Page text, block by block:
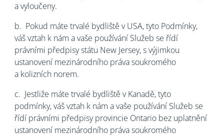
a vyloučeny.
b. Pokud máte trvalé bydliště v USA, tyto Podmínky,
váš vztah k nám a vaše používání Služeb se řídí
právními předpisy státu New Jersey, s výjimkou
ustanovení mezinárodního práva soukromého
a kolizních norem.
c. Jestliže máte trvalé bydliště v Kanadě, tyto
podmínky, váš vztah k nám a vaše používání Služeb se
řídí právními předpisy provincie Ontario bez uplatnění
ustanovení mezinárodního práva soukromého